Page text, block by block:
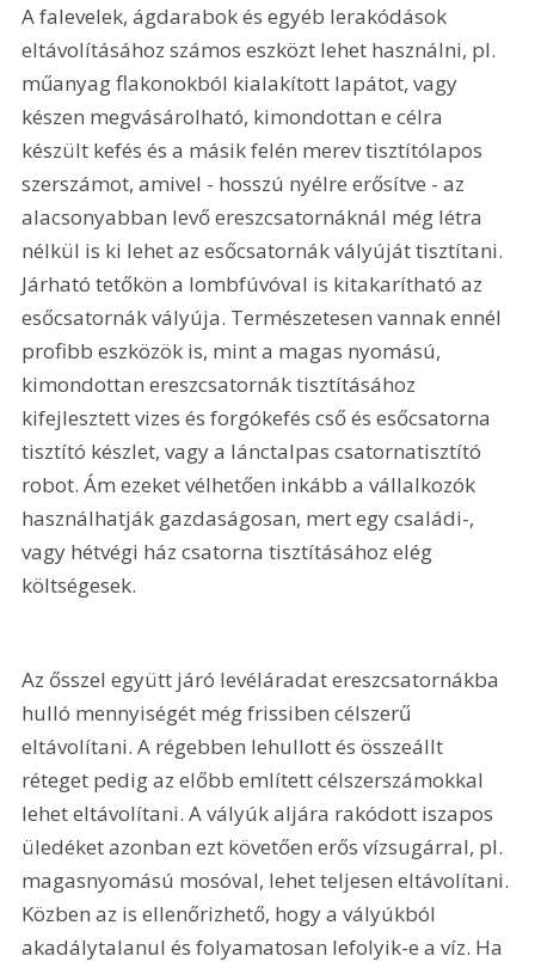
A falevelek, ágdarabok és egyéb lerakódások
eltávolításához számos eszközt lehet használni, pl.
műanyag flakonokból kialakított lapátot, vagy
készen megvásárolható, kimondottan e célra
készült kefés és a másik felén merev tisztítólapos
szerszámot, amivel - hosszú nyélre erősítve - az
alacsonyabban levő ereszcsatornáknál még létra
nélkül is ki lehet az esőcsatornák vályúját tisztítani.
Járható tetőkön a lombfúvóval is kitakarítható az
esőcsatornák vályúja. Természetesen vannak ennél
profibb eszközök is, mint a magas nyomású,
kimondottan ereszcsatornák tisztításához
kifejlesztett vizes és forgókefés cső és esőcsatorna
tisztító készlet, vagy a lánctalpas csatornatisztító
robot. Ám ezeket vélhetően inkább a vállalkozók
használhatják gazdaságosan, mert egy családi-,
vagy hétvégi ház csatorna tisztításához elég
költségesek.
Az ősszel együtt járó levéláradat ereszcsatornákba
hulló mennyiségét még frissiben célszerű
eltávolítani. A régebben lehullott és összeállt
réteget pedig az előbb említett célszerszámokkal
lehet eltávolítani. A vályúk aljára rakódott iszapos
üledéket azonban ezt követően erős vízsugárral, pl.
magasnyomású mosóval, lehet teljesen eltávolítani.
Közben az is ellenőrizhető, hogy a vályúkból
akadálytalanul és folyamatosan lefolyik-e a víz. Ha